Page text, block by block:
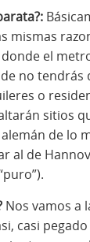
mismas
el
no tendrás
o
sitios
de lo
al de
Nos vamos a
casi